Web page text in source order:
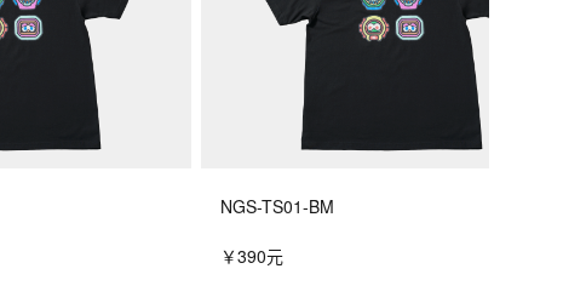
NGS-TS01-BM
￥390元